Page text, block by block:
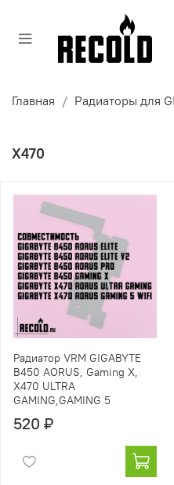
Главная Радиаторы для
X470
Радиатор VRM GIGABYTE
B450 AORUS, Gaming X,
X470 ULTRA
GAMING,GAMING 5
520 ₽